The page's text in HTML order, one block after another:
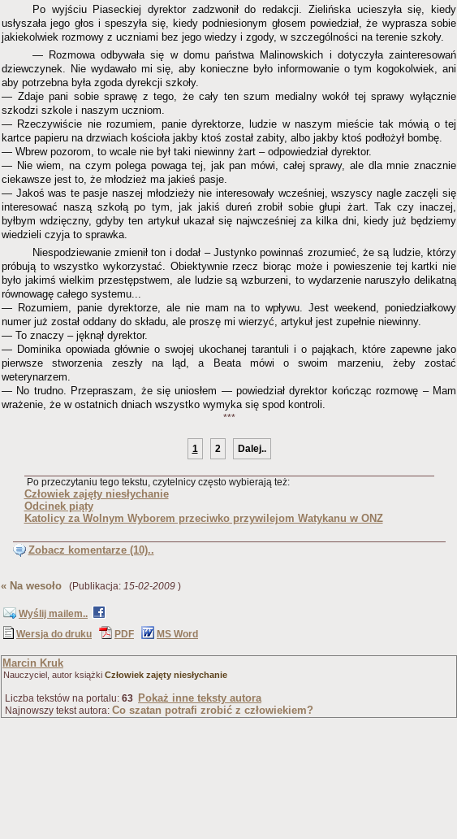
Po wyjściu Piaseckiej dyrektor zadzwonił do redakcji. Zielińska ucieszyła się, kiedy
usłyszała jego głos i speszyła się, kiedy podniesionym głosem powiedział, że wyprasza sobie
jakiekolwiek rozmowy z uczniami bez jego wiedzy i zgody, w szczególności na terenie szkoły.
— Rozmowa odbywała się w domu państwa Malinowskich i dotyczyła zainteresowań
dziewczynek. Nie wydawało mi się, aby konieczne było informowanie o tym kogokolwiek, ani
aby potrzebna była zgoda dyrekcji szkoły.
— Zdaje pani sobie sprawę z tego, że cały ten szum medialny wokół tej sprawy wyłącznie
szkodzi szkole i naszym uczniom.
— Rzeczywiście nie rozumiem, panie dyrektorze, ludzie w naszym mieście tak mówią o tej
kartce papieru na drzwiach kościoła jakby ktoś został zabity, albo jakby ktoś podłożył bombę.
— Wbrew pozorom, to wcale nie był taki niewinny żart – odpowiedział dyrektor.
— Nie wiem, na czym polega powaga tej, jak pan mówi, całej sprawy, ale dla mnie znacznie
ciekawsze jest to, że młodzież ma jakieś pasje.
— Jakoś was te pasje naszej młodzieży nie interesowały wcześniej, wszyscy nagle zaczęli się
interesować naszą szkołą po tym, jak jakiś dureń zrobił sobie głupi żart. Tak czy inaczej,
byłbym wdzięczny, gdyby ten artykuł ukazał się najwcześniej za kilka dni, kiedy już będziemy
wiedzieli czyja to sprawka.
Niespodziewanie zmienił ton i dodał – Justynko powinnaś zrozumieć, że są ludzie, którzy
próbują to wszystko wykorzystać. Obiektywnie rzecz biorąc może i powieszenie tej kartki nie
było jakimś wielkim przestępstwem, ale ludzie są wzburzeni, to wydarzenie naruszyło delikatną
równowagę całego systemu...
— Rozumiem, panie dyrektorze, ale nie mam na to wpływu. Jest weekend, poniedziałkowy
numer już został oddany do składu, ale proszę mi wierzyć, artykuł jest zupełnie niewinny.
— To znaczy – jęknął dyrektor.
— Dominika opowiada głównie o swojej ukochanej tarantuli i o pająkach, które zapewne jako
pierwsze stworzenia zeszły na ląd, a Beata mówi o swoim marzeniu, żeby zostać
weterynarzem.
— No trudno. Przepraszam, że się uniosłem — powiedział dyrektor kończąc rozmowę – Mam
wrażenie, że w ostatnich dniach wszystko wymyka się spod kontroli.
***
1 2 Dalej..
Po przeczytaniu tego tekstu, czytelnicy często wybierają też:
Człowiek zajęty niesłychanie
Odcinek piąty
Katolicy za Wolnym Wyborem przeciwko przywilejom Watykanu w ONZ
Zobacz komentarze (10)..
« Na wesoło (Publikacja: 15-02-2009 )
Wyślij mailem..
Wersja do druku
PDF MS Word
Marcin Kruk
Nauczyciel, autor książki Człowiek zajęty niesłychanie
Liczba tekstów na portalu: 63 Pokaż inne teksty autora
Najnowszy tekst autora: Co szatan potrafi zrobić z człowiekiem?